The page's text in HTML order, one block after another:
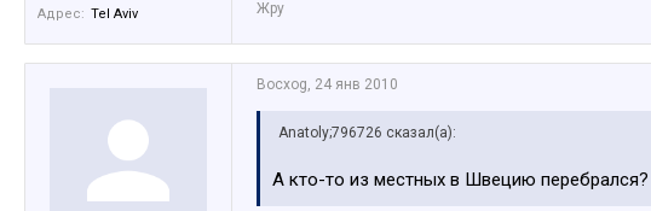
Адрес: Tel Aviv Жру
Bocxog 24 янв 2010
Anatoly;796726 сказал(а):
А кто-то из местных в Швецию перебрался?